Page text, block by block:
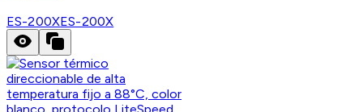
ES-200XES-200X